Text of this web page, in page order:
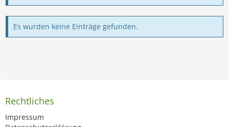
Es wurden keine Einträge gefunden.
Rechtliches
Impressum